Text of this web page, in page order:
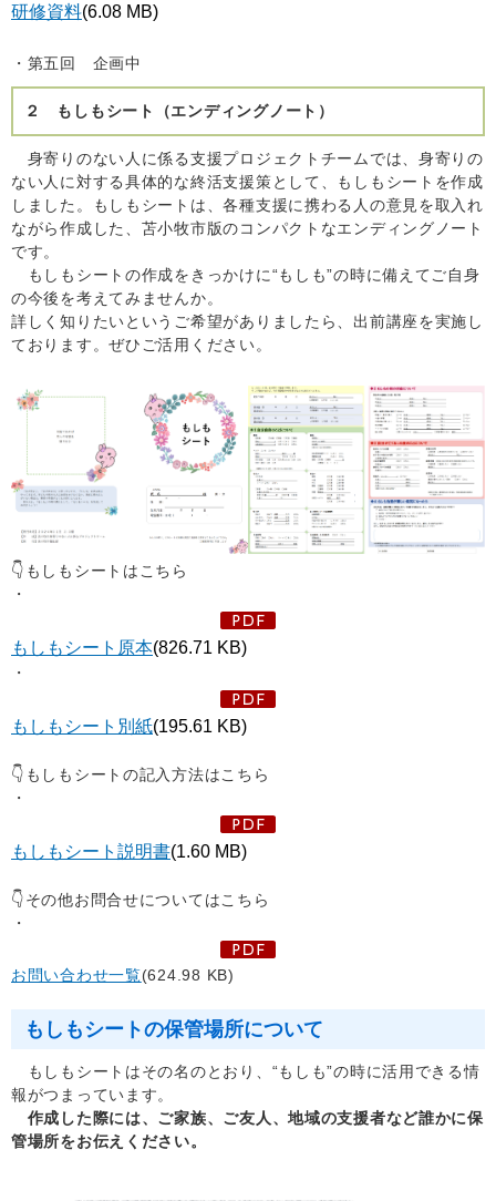
研修資料(6.08 MB)
・第五回 企画中
２ もしもシート（エンディングノート）
身寄りのない人に係る支援プロジェクトチームでは、身寄りの
ない人に対する具体的な終活支援策として、もしもシートを作成
しました。もしもシートは、各種支援に携わる人の意見を取入れ
ながら作成した、苫小牧市版のコンパクトなエンディングノート
です。
もしもシートの作成をきっかけに“もしも”の時に備えてご自身
の今後を考えてみませんか。
詳しく知りたいというご希望がありましたら、出前講座を実施し
ております。ぜひご活用ください。
👇もしもシートはこちら
・
もしもシート原本(826.71 KB)
・
もしもシート別紙(195.61 KB)
👇もしもシートの記入方法はこちら
・
もしもシート説明書(1.60 MB)
👇その他お問合せについてはこちら
・
お問い合わせ一覧(624.98 KB)
​もしもシートの保管場所について
もしもシートはその名のとおり、“もしも”の時に活用できる情
報がつまっています。
作成した際には、ご家族、ご友人、地域の支援者など誰かに保
管場所をお伝えください。